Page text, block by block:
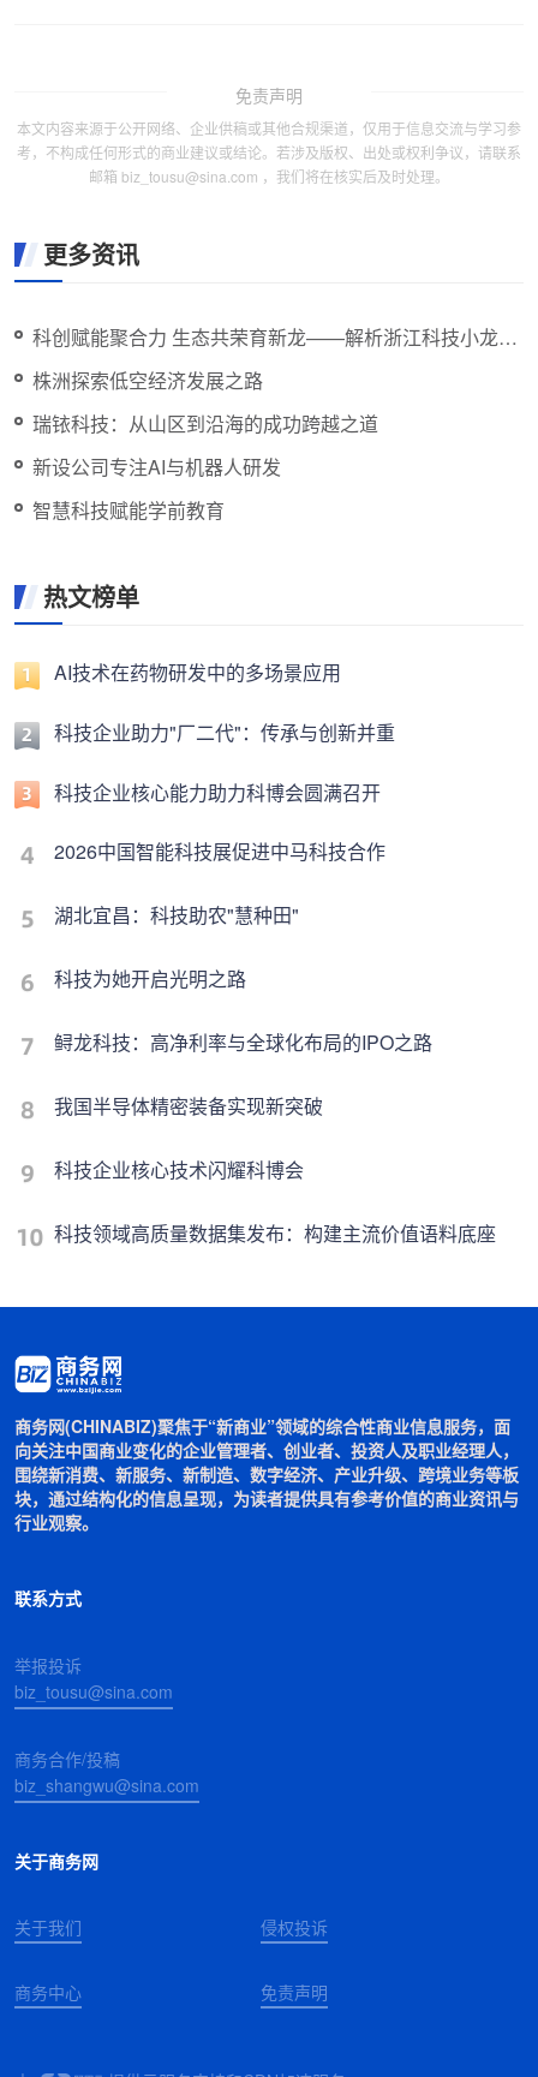
免责声明
本文内容来源于公开网络、企业供稿或其他合规渠道，仅用于信息交流与学习参
考，不构成任何形式的商业建议或结论。若涉及版权、出处或权利争议，请联系
邮箱 biz_tousu@sina.com ，我们将在核实后及时处理。
更多资讯
科创赋能聚合力 生态共荣育新龙——解析浙江科技小龙的
成长之路
株洲探索低空经济发展之路
瑞铱科技：从山区到沿海的成功跨越之道
新设公司专注AI与机器人研发
智慧科技赋能学前教育
热文榜单
AI技术在药物研发中的多场景应用
科技企业助力"厂二代"：传承与创新并重
科技企业核心能力助力科博会圆满召开
2026中国智能科技展促进中马科技合作
湖北宜昌：科技助农"慧种田"
科技为她开启光明之路
鲟龙科技：高净利率与全球化布局的IPO之路
我国半导体精密装备实现新突破
科技企业核心技术闪耀科博会
科技领域高质量数据集发布：构建主流价值语料底座
商务网(CHINABIZ)聚焦于“新商业”领域的综合性商业信息服务，面
向关注中国商业变化的企业管理者、创业者、投资人及职业经理人，
围绕新消费、新服务、新制造、数字经济、产业升级、跨境业务等板
块，通过结构化的信息呈现，为读者提供具有参考价值的商业资讯与
行业观察。
联系方式
举报投诉
biz_tousu@sina.com
商务合作/投稿
biz_shangwu@sina.com
关于商务网
关于我们 侵权投诉
商务中心 免责声明